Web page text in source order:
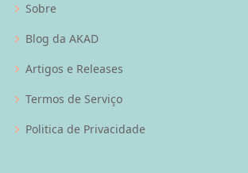
Sobre
Blog da AKAD
Artigos e Releases
Termos de Serviço
Politica de Privacidade